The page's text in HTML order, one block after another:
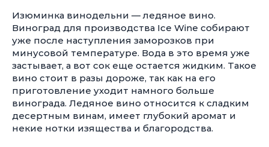
Изюминка винодельни — ледяное вино.
Виноград для производства Ice Wine собирают
уже после наступления заморозков при
минусовой температуре. Вода в это время уже
застывает, а вот сок еще остается жидким. Такое
вино стоит в разы дороже, так как на его
приготовление уходит намного больше
винограда. Ледяное вино относится к сладким
десертным винам, имеет глубокий аромат и
некие нотки изящества и благородства.